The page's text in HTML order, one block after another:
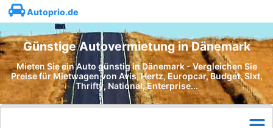
Autoprio.de
Günstige Autovermietung in Dänemark
Mieten Sie ein Auto günstig in Dänemark - Vergleichen Sie
Preise für Mietwagen von Avis, Hertz, Europcar, Budget, Sixt,
Thrifty, National, Enterprise...